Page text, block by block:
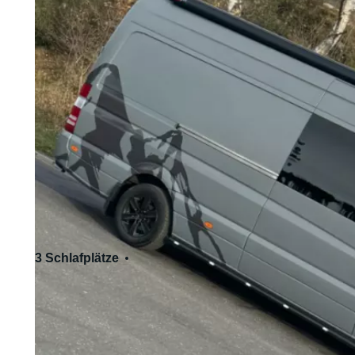
3 Schlafplätze 4 Sitzplätze
Standardführerschein - Kat. B